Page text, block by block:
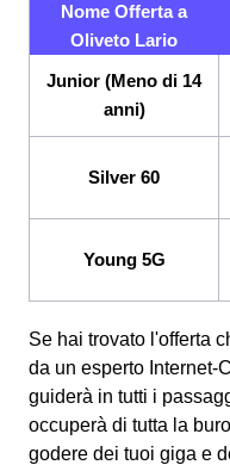
Nome Offerta a
Oliveto Lario
Junior (Meno di 14
anni)
Silver 60
Young 5G
Se hai trovato l'offerta
da un esperto Internet-
guiderà in tutti i
occuperà di tutta la
godere dei tuoi giga e